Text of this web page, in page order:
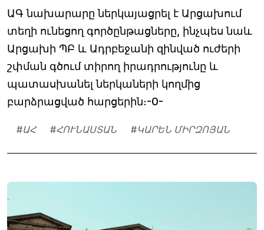
ԱԳ նախարարը ներկայացրել է Արցախում
տեղի ունեցող գործընթացները, ինչպես նաև
Արցախի ՊԲ և Ադրբեջանի զինված ուժերի
շփման գծում տիրող իրադրությունը և
պատասխանել ներկաների կողմից
բարձրացված հարցերին։-0-
#ԱՀ #ՀՈՒՆԱՍՏԱՆ #ԿԱՐԵՆ ՄԻՐԶՈՅԱՆ